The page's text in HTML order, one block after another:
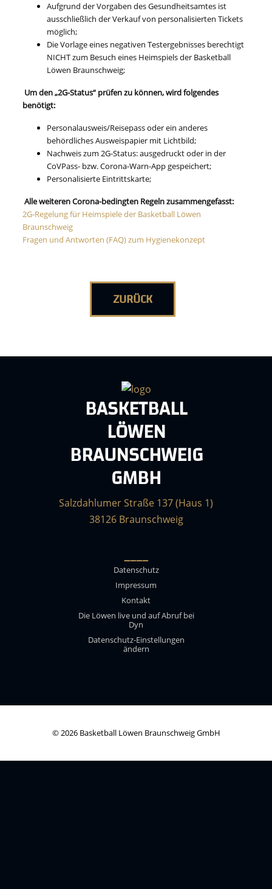
Aufgrund der Vorgaben des Gesundheitsamtes ist
ausschließlich der Verkauf von personalisierten Tickets
möglich;
Die Vorlage eines negativen Testergebnisses berechtigt
NICHT zum Besuch eines Heimspiels der Basketball
Löwen Braunschweig;
Um den „2G-Status“ prüfen zu können, wird folgendes
benötigt:
Personalausweis/Reisepass oder ein anderes
behördliches Ausweispapier mit Lichtbild;
Nachweis zum 2G-Status: ausgedruckt oder in der
CoVPass- bzw. Corona-Warn-App gespeichert;
Personalisierte Eintrittskarte;
Alle weiteren Corona-bedingten Regeln zusammengefasst:
2G-Regelung für Heimspiele der Basketball Löwen
Braunschweig
Fragen und Antworten (FAQ) zum Hygienekonzept
ZURÜCK
BASKETBALL
LÖWEN
BRAUNSCHWEIG
GMBH
Salzdahlumer Straße 137 (Haus 1)
38126 Braunschweig
____
Datenschutz
Impressum
Kontakt
Die Löwen live und auf Abruf bei
Dyn
Datenschutz-Einstellungen
ändern
© 2026 Basketball Löwen Braunschweig GmbH